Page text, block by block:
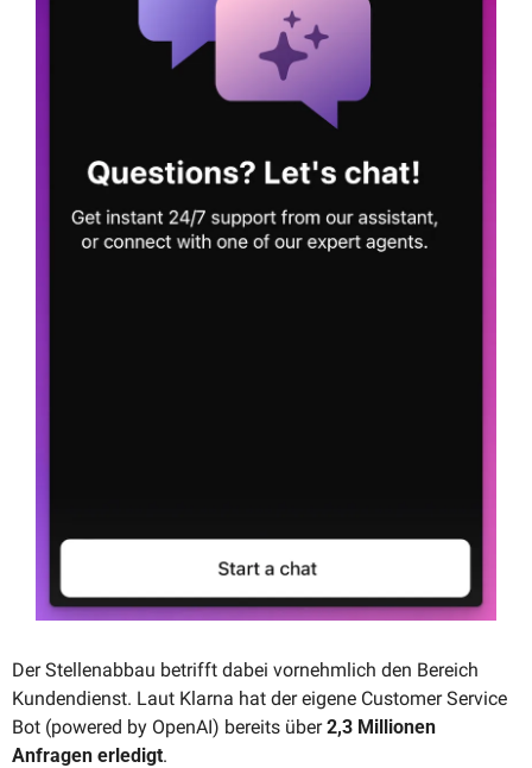
Der Stellenabbau betrifft dabei vornehmlich den Bereich
Kundendienst. Laut Klarna hat der eigene Customer Service
Bot (powered by OpenAI) bereits über 2,3 Millionen
Anfragen erledigt.